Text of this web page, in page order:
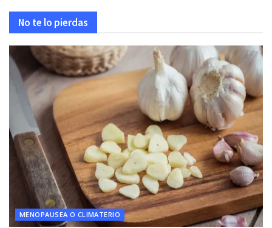
No te lo pierdas
MENOPAUSEA O CLIMATERIO